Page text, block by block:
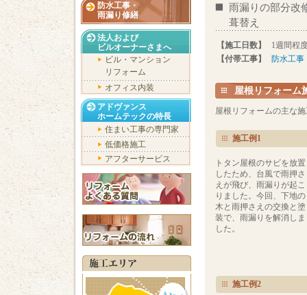
雨漏りの部分改
葺替え
【施工日数】
1週間程
【付帯工事】
防水工事
屋根リフォーム
屋根リフォームの主な
施工例1
トタン屋根のサビを放置
したため、台風で雨押さ
えが飛び、雨漏りが起こ
りました。今回、下地の
木と雨押さえの交換と塗
装で、雨漏りを解消しま
した。
施工例2
防水工事・
雨漏り修繕
法人および
ビルオーナーさまへ
ビル・マンション
リフォーム
オフィス内装
アドヴァンス
ホームテックの特長
住まい工事の専門家
低価格施工
アフターサービス